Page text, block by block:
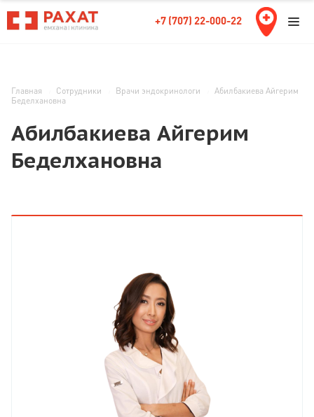
+7 (707) 22-000-22
Главная Сотрудники Врачи эндокринологи
Абилбакиева Айгерим
Беделхановна
Абилбакиева Айгерим
Беделхановна